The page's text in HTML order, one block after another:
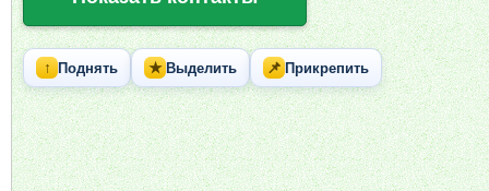
↑ Поднять ★ Выделить 📌 Прикрепить